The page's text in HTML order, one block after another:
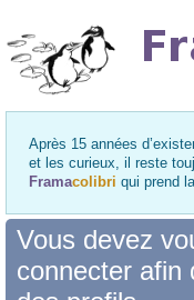
Après 15 années
et les curieux, il reste
Framacolibri qui prend
Vous devez
connecter afin